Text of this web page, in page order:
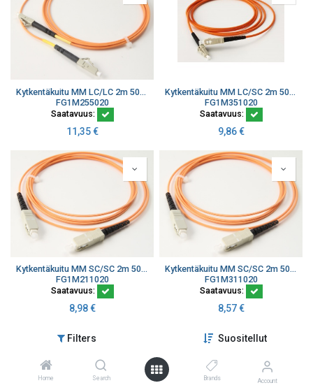
Filters Suositellut
Home Search Brands Account
Kytkentäkuitu MM LC/LC 2m 50/125 simplex Ø1,8mm OM2
FG1M255020
Saatavuus:
11,35€
Kytkentäkuitu MM LC/SC 2m 50/125 simplex Ø2,8mm OM2
FG1M351020
Saatavuus:
9,86€
Kytkentäkuitu MM SC/SC 2m 50/125 simplex Ø1,8mm OM2
FG1M211020
Saatavuus:
8,98€
Kytkentäkuitu MM SC/SC 2m 50/125 simplex Ø2,8mm OM2
FG1M311020
Saatavuus:
8,57€